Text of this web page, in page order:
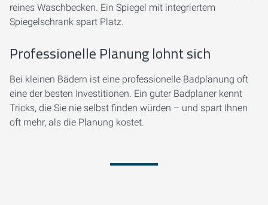
reines Waschbecken. Ein Spiegel mit integriertem
Spiegelschrank spart Platz.
Professionelle Planung lohnt sich
Bei kleinen Bädern ist eine professionelle Badplanung oft
eine der besten Investitionen. Ein guter Badplaner kennt
Tricks, die Sie nie selbst finden würden – und spart Ihnen
oft mehr, als die Planung kostet.